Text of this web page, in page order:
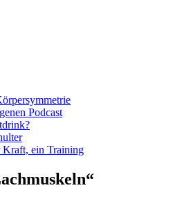
Podcast
Kraft, ein Training